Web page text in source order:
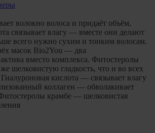
волокно волоса и придаёт объём,
связывает влагу — вместе они делают
всего нужно сухим и тонким волосам.
масок Bio2You — два
вместо комплекса. Фитостеролы
шелковистую гладкость, что и во всех
кислота — связывает влагу
коллаген — обволакивает
крамбе — шелковистая